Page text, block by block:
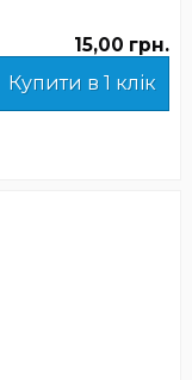
15,00 грн.
Купити в 1 клік